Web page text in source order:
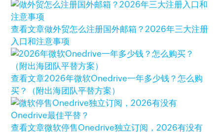
查看文章做外贸怎么注册国外邮箱？2026年三大注册
入口和注意事项
查看文章2026年微软Onedrive一年多少钱？怎么购
买？（附出海团队平替方案）
查看文章微软停售Onedrive独立订阅，2026有没有